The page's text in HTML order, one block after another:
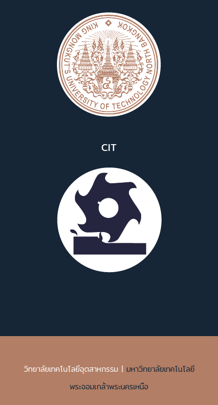
CIT
วิทยาลัยเทคโนโลยีอุตสาหกรรม | มหาวิทยาลัยเทคโนโลยี
พระจอมเกล้าพระนครเหนือ